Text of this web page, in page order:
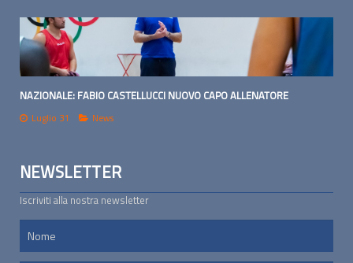
NAZIONALE: FABIO CASTELLUCCI NUOVO CAPO ALLENATORE
Luglio 31 News
NEWSLETTER
Iscriviti alla nostra newsletter